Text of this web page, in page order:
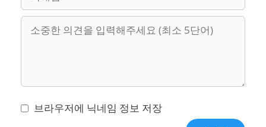
메
사
브라우저에 닉네임 정보 저장